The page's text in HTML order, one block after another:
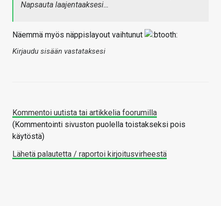
Napsauta laajentaaksesi…
Näemmä myös näppislayout vaihtunut
Kirjaudu sisään vastataksesi
Kommentoi uutista tai artikkelia foorumilla
(Kommentointi sivuston puolella toistakseksi pois
käytöstä)
Lähetä palautetta / raportoi kirjoitusvirheestä